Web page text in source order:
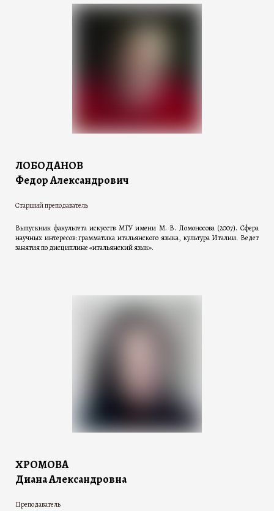
ЛОБОДАНОВ
Федор Александрович
Старший преподаватель
Выпускник факультета искусств МГУ имени М. В. Ломоносова (2007). Сфера
научных интересов: грамматика итальянского языка, культура Италии. Ведет
занятия по дисциплине «итальянский язык».
ХРОМОВА
Диана Александровна
Преподаватель